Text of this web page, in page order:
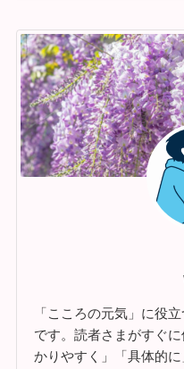
「こころの元気」に役
です。読者さまがすぐ
かりやすく」「具体的